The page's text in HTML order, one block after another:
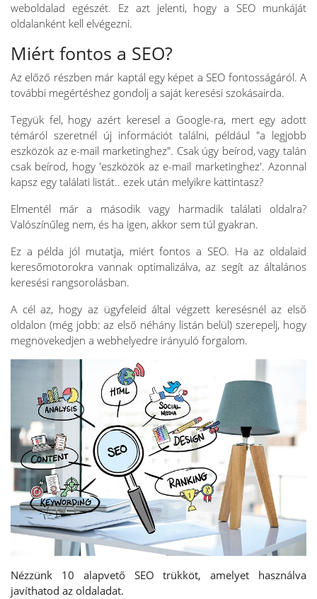
weboldalad egészét. Ez azt jelenti, hogy a SEO munkáját
oldalanként kell elvégezni.
Miért fontos a SEO?
Az előző részben már kaptál egy képet a SEO fontosságáról. A
további megértéshez gondolj a saját keresési szokásairda.
Tegyük fel, hogy azért keresel a Google-ra, mert egy adott
témáról szeretnél új információt találni, például "a legjobb
eszközök az e-mail marketinghez". Csak úgy beírod, vagy talán
csak beírod, hogy 'eszközök az e-mail marketinghez'. Azonnal
kapsz egy találati listát.. ezek után melyikre kattintasz?
Elmentél már a második vagy harmadik találati oldalra?
Valószínűleg nem, és ha igen, akkor sem túl gyakran.
Ez a példa jól mutatja, miért fontos a SEO. Ha az oldalaid
keresőmotorokra vannak optimalizálva, az segít az általános
keresési rangsorolásban.
A cél az, hogy az ügyfeleid által végzett keresésnél az első
oldalon (még jobb: az első néhány listán belül) szerepelj, hogy
megnövekedjen a webhelyedre irányuló forgalom.
Nézzünk 10 alapvető SEO trükköt, amelyet használva
javíthatod az oldaladat.